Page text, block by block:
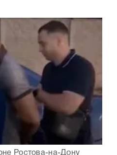
Ростова-на-Дону